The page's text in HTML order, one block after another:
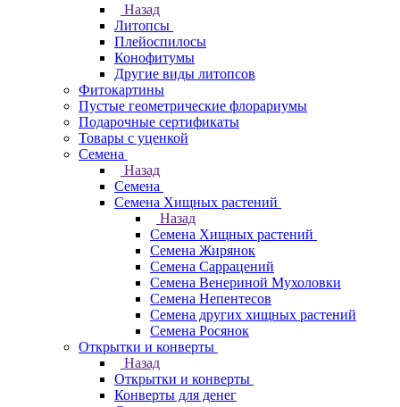
Назад
Литопсы
Плейоспилосы
Конофитумы
Другие виды литопсов
Фитокартины
Пустые геометрические флорариумы
Подарочные сертификаты
Товары с уценкой
Семена
Назад
Семена
Семена Хищных растений
Назад
Семена Хищных растений
Семена Жирянок
Семена Саррацений
Семена Венериной Мухоловки
Семена Непентесов
Семена других хищных растений
Семена Росянок
Открытки и конверты
Назад
Открытки и конверты
Конверты для денег